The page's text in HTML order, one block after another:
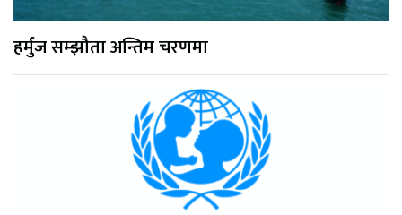
हर्मुज सम्झौता अन्तिम चरणमा